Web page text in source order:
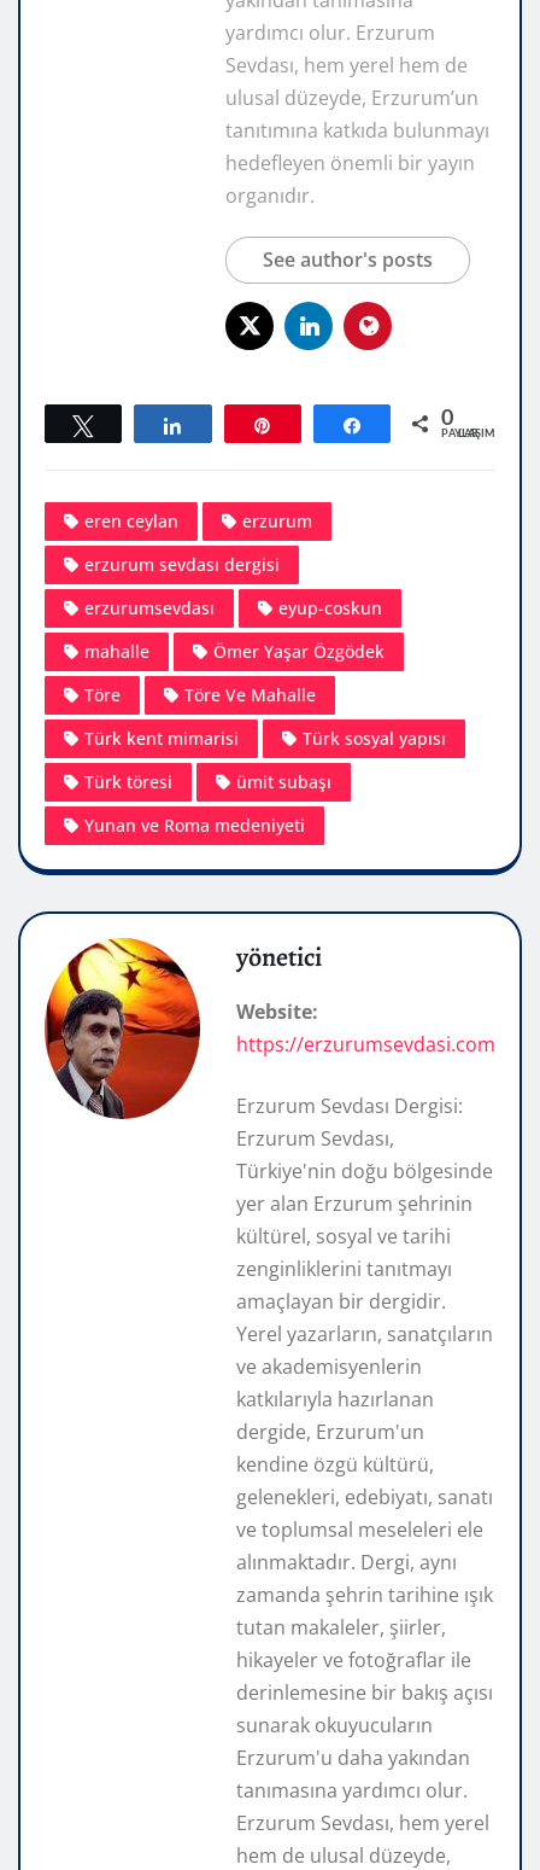
yardımcı olur. Erzurum
Sevdası, hem yerel hem de
ulusal düzeyde, Erzurum’un
tanıtımına katkıda bulunmayı
hedefleyen önemli bir yayın
organıdır.
See author's posts
Tweetle Paylaş 0
PAYLAŞIMLAR
eren ceylan
erzurum
erzurum sevdası dergisi
erzurumsevdası
eyup-coskun
mahalle
Ömer Yaşar Özgödek
Töre
Töre Ve Mahalle
Türk kent mimarisi
Türk sosyal yapısı
Türk töresi
ümit subaşı
Yunan ve Roma medeniyeti
yönetici
Website:
https://erzurumsevdasi.com
Erzurum Sevdası Dergisi:
Erzurum Sevdası,
Türkiye'nin doğu bölgesinde
yer alan Erzurum şehrinin
kültürel, sosyal ve tarihi
zenginliklerini tanıtmayı
amaçlayan bir dergidir.
Yerel yazarların, sanatçıların
ve akademisyenlerin
katkılarıyla hazırlanan
dergide, Erzurum'un
kendine özgü kültürü,
gelenekleri, edebiyatı, sanatı
ve toplumsal meseleleri ele
alınmaktadır. Dergi, aynı
zamanda şehrin tarihine ışık
tutan makaleler, şiirler,
hikayeler ve fotoğraflar ile
derinlemesine bir bakış açısı
sunarak okuyucuların
Erzurum'u daha yakından
tanımasına yardımcı olur.
Erzurum Sevdası, hem yerel
hem de ulusal düzeyde,